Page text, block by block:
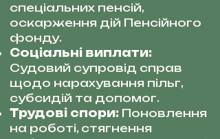
спеціальних пенсій,
оскарження дій Пенсійного
фонду.
Соціальні виплати:
Судовий супровід справ
щодо нарахування пільг,
субсидій та допомог.
Трудові спори: Поновлення
на роботі, стягнення